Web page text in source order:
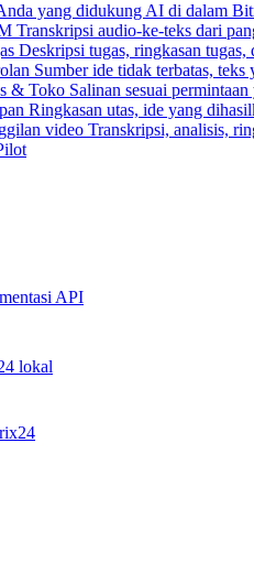
yang didukung AI di dalam
Transkripsi audio-ke-teks dari
Deskripsi tugas, ringkasan
Sumber ide tidak terbatas,
& Toko Salinan sesuai
Ringkasan utas, ide yang
video Transkripsi, analisis,
API
lokal